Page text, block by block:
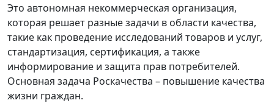
Это автономная некоммерческая организация,
которая решает разные задачи в области качества,
такие как проведение исследований товаров и услуг,
стандартизация, сертификация, а также
информирование и защита прав потребителей.
Основная задача Роскачества – повышение качества
жизни граждан.